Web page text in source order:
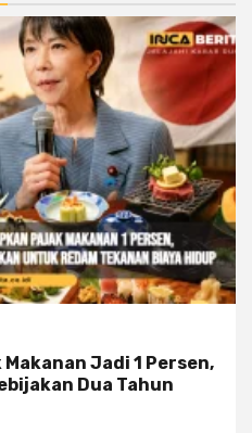
Jadi 1 Persen,
Dua Tahun